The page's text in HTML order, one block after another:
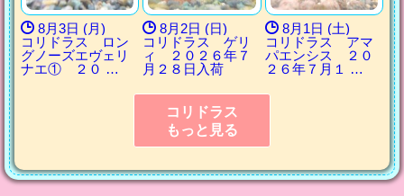
8月3日 (月)
コリドラス ロン
グノーズエヴェリ
ナエ① ２０ …
8月2日 (日)
コリドラス ゲリ
ィ ２０２６年７
月２８日入荷
8月1日 (土)
コリドラス アマ
パエンシス ２０
２６年７月１ …
コリドラス
もっと見る